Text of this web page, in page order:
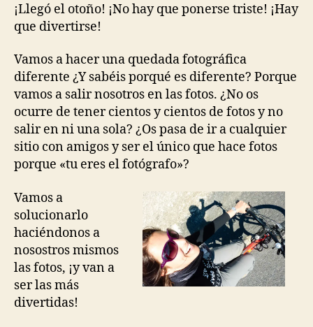
¡Llegó el otoño! ¡No hay que ponerse triste! ¡Hay
que divertirse!
Vamos a hacer una quedada fotográfica
diferente ¿Y sabéis porqué es diferente? Porque
vamos a salir nosotros en las fotos. ¿No os
ocurre de tener cientos y cientos de fotos y no
salir en ni una sola? ¿Os pasa de ir a cualquier
sitio con amigos y ser el único que hace fotos
porque «tu eres el fotógrafo»?
Vamos a
solucionarlo
haciéndonos a
nosostros mismos
las fotos, ¡y van a
ser las más
divertidas!